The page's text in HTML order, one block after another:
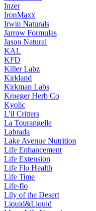
Inzer
IronMaxx
Irwin Naturals
Jarrow Formulas
Jason Natural
KAL
KFD
Killer Labz
Kirkland
Kirkman Labs
Kroeger Herb Co
Kyolic
L'il Critters
La Tourangelle
Labrada
Lake Avenue Nutrition
Life Enhancement
Life Extension
Life Flo Health
Life Time
Life-flo
Lily of the Desert
Liquid&Liquid